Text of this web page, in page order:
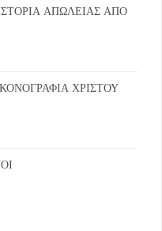
ΑΠΩΛΕΙΑΣ ΑΠΟ
ΧΡΙΣΤΟΥ